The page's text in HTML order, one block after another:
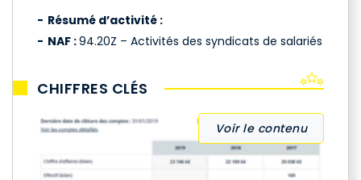
Résumé d’activité :
NAF :94.20Z – Activités des syndicats de salariés
CHIFFRES CLÉS
Voir le contenu